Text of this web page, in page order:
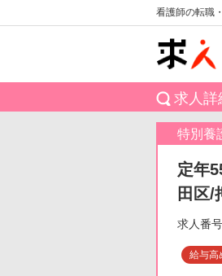
看護師の転職
求人詳
特別養
定年
田区/
求人番
給与高